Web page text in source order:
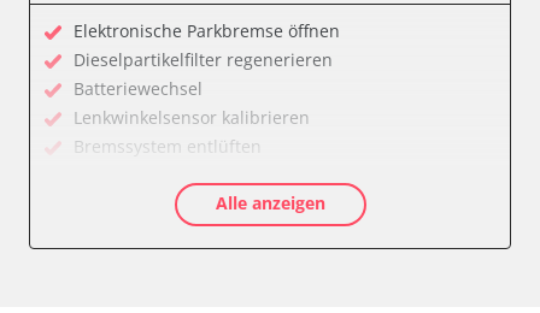
Informationsanzeige vorne (FDIM)
Klimaanlage
Kombiinstrument
Lenkradwinkel-Sensor
Leuchtweitenregulierung (LWR)
Motorsteuerung (EMS)
Schlüssellose Fernbedienung
Seitenhinderniserkennung links (SODL)
Elektronische Parkbremse öffnen
Dieselpartikelfilter regenerieren
Batteriewechsel
Lenkwinkelsensor kalibrieren
Bremssystem entlüften
AGR Ventil anlernen
Luftmassenmesser anlernen
Alle anzeigen